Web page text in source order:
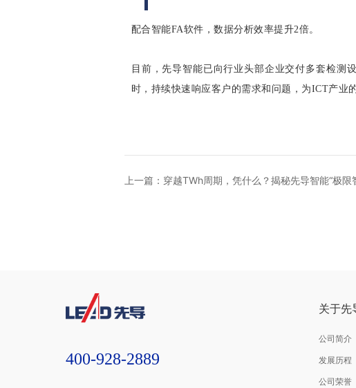
配合智能FA软件，数据分析效率提升2倍。
目前，先导智能已向行业头部企业交付多套检测
时，持续快速响应客户的需求和问题，为ICT产业
上一篇：穿越TWh周期，凭什么？揭秘先导智能“极限
400-928-2889
关于先
公司简介
发展历程
公司荣誉